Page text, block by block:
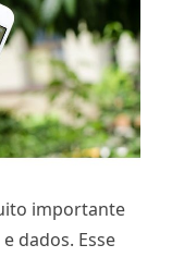
importante
dados. Esse